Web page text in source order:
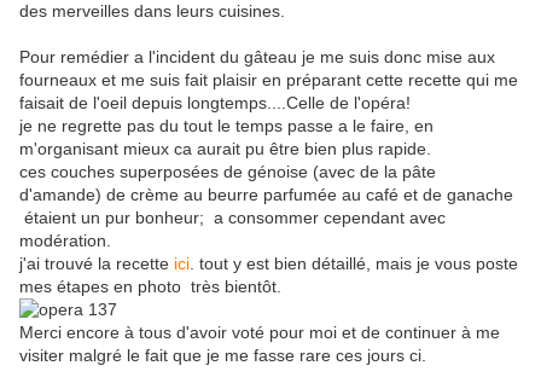
des merveilles dans leurs cuisines.
Pour remédier a l'incident du gâteau je me suis donc mise aux
fourneaux et me suis fait plaisir en préparant cette recette qui me
faisait de l'oeil depuis longtemps....Celle de l'opéra!
je ne regrette pas du tout le temps passe a le faire, en
m'organisant mieux ca aurait pu être bien plus rapide.
ces couches superposées de génoise (avec de la pâte
d'amande) de crème au beurre parfumée au café et de ganache
étaient un pur bonheur; a consommer cependant avec
modération.
j'ai trouvé la recette ici . tout y est bien détaillé, mais je vous poste
mes étapes en photo très bientôt.
Merci encore à tous d'avoir voté pour moi et de continuer à me
visiter malgré le fait que je me fasse rare ces jours ci.